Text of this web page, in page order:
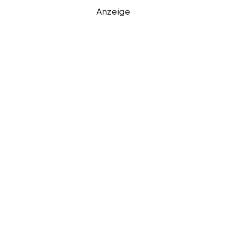
Anzeige